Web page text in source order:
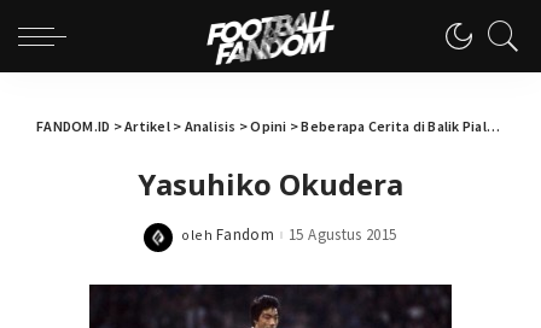
FANDOM.ID >Artikel> Analisis >Opini >Beberapa Cerita di Balik Piala Polda Jateng 2015
Yasuhiko Okudera
Posted
oleh Fandom 15 Agustus 2015